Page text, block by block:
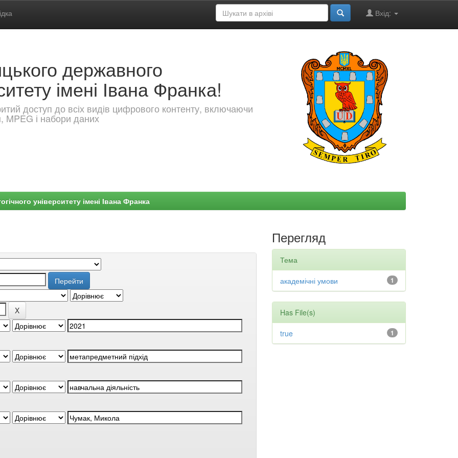
Вхід:
державного
імені Івана Франка!
доступ до всіх видів цифрового контенту, включаючи
MPEG і набори даних
університету імені Івана Франка
Перегляд
Тема
1
академічні умови
Has File(s)
1
true